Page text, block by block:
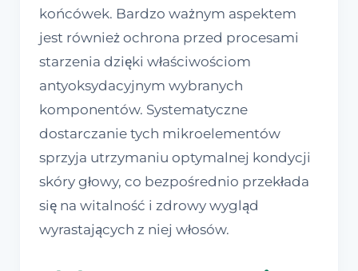
końcówek. Bardzo ważnym aspektem
jest również ochrona przed procesami
starzenia dzięki właściwościom
antyoksydacyjnym wybranych
komponentów. Systematyczne
dostarczanie tych mikroelementów
sprzyja utrzymaniu optymalnej kondycji
skóry głowy, co bezpośrednio przekłada
się na witalność i zdrowy wygląd
wyrastających z niej włosów.